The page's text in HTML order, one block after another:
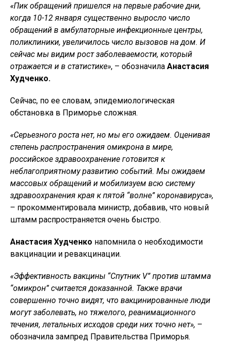
«Пик обращений пришелся на первые рабочие дни,
когда 10-12 января существенно выросло число
обращений в амбулаторные инфекционные центры,
поликлиники, увеличилось число вызовов на дом. И
сейчас мы видим рост заболеваемости, который
отражается и в статистике», – обозначила Анастасия
Худченко.
Сейчас, по ее словам, эпидемиологическая
обстановка в Приморье сложная.
«Серьезного роста нет, но мы его ожидаем. Оценивая
степень распространения омикрона в мире,
российское здравоохранение готовится к
неблагоприятному развитию событий. Мы ожидаем
массовых обращений и мобилизуем всю систему
здравоохранения края к пятой “волне” коронавируса»,
– прокомментировала министр, добавив, что новый
штамм распространяется очень быстро.
Анастасия Худченко напомнила о необходимости
вакцинации и ревакцинации.
«Эффективность вакцины “Спутник V” против штамма
“омикрон” считается доказанной. Также врачи
совершенно точно видят, что вакцинированные люди
могут заболевать, но тяжелого, реанимационного
течения, летальных исходов среди них точно нет», –
обозначила зампред Правительства Приморья.